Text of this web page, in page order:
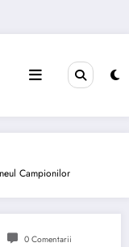
Campionilor
0 Comentarii